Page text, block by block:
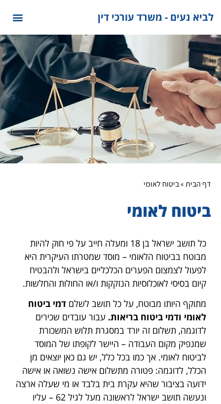
לביא נעים - משרד עורכי דין
דף הבית»ביטוח לאומי
ביטוח לאומי
כל תושב ישראל בן 18 ומעלה חייב על פי חוק להיות
מבוטח בביטוח הלאומי – מוסד שמטרתו העיקרית היא
לפעול לצמצום הפערים הכלכליים בישראל ולהבטיח
קיום בסיסי לאוכלוסיות הנזקקות ו/או החולות והחלשות.
מתוקף היותו מבוטח, על כל תושב לשלם דמי ביטוח
לאומי ודמי ביטוח בריאות. עבור עובדים שכירים
לדוגמה, תשלום זה יורד במסגרת תלוש המשכורת
שמנפיק מקום העבודה – היישר לקופתו של המוסד
לביטוח לאומי. אך כמו בכל כלל, יש גם כאן יוצאים מן
הכלל, לדוגמה: פטורה מתשלום אישה נשואה או אישה
ידועה בציבור שהיא עקרת בית בלבד או מי שעלה ארצה
ונעשה תושב ישראל לראשונה מעל לגיל 62 – עליו